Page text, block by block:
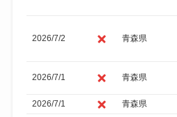
2026/7/2 青森県
2026/7/1 青森県
2026/7/1
青森県